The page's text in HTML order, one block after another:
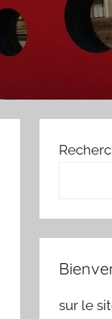
sur le